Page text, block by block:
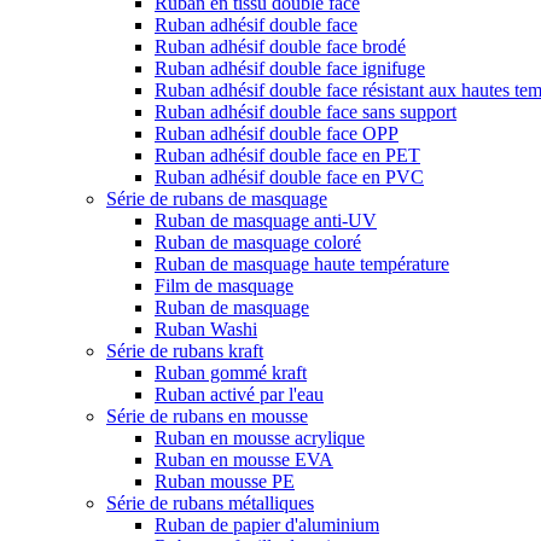
Ruban adhésif double face
Ruban adhésif double face brodé
Ruban adhésif double face ignifuge
Ruban adhésif double face résistant aux hautes
Ruban adhésif double face sans support
Ruban adhésif double face OPP
Ruban adhésif double face en PET
Ruban adhésif double face en PVC
Série de rubans de masquage
Ruban de masquage anti-UV
Ruban de masquage coloré
Ruban de masquage haute température
Film de masquage
Ruban de masquage
Ruban Washi
Série de rubans kraft
Ruban gommé kraft
Ruban activé par l'eau
Série de rubans en mousse
Ruban en mousse acrylique
Ruban en mousse EVA
Ruban mousse PE
Série de rubans métalliques
Ruban de papier d'aluminium